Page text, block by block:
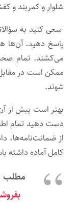
شلوار و کمربند و
سعی کنید به
پاسخ دهید. آن‌ها
می‌کشند. تمام
ممکن است در
شوند.
بهتر است پیش از
دست دهید تمام
از ضمانت‌نامه‌ها،
کامل آماده داشته
مطلب